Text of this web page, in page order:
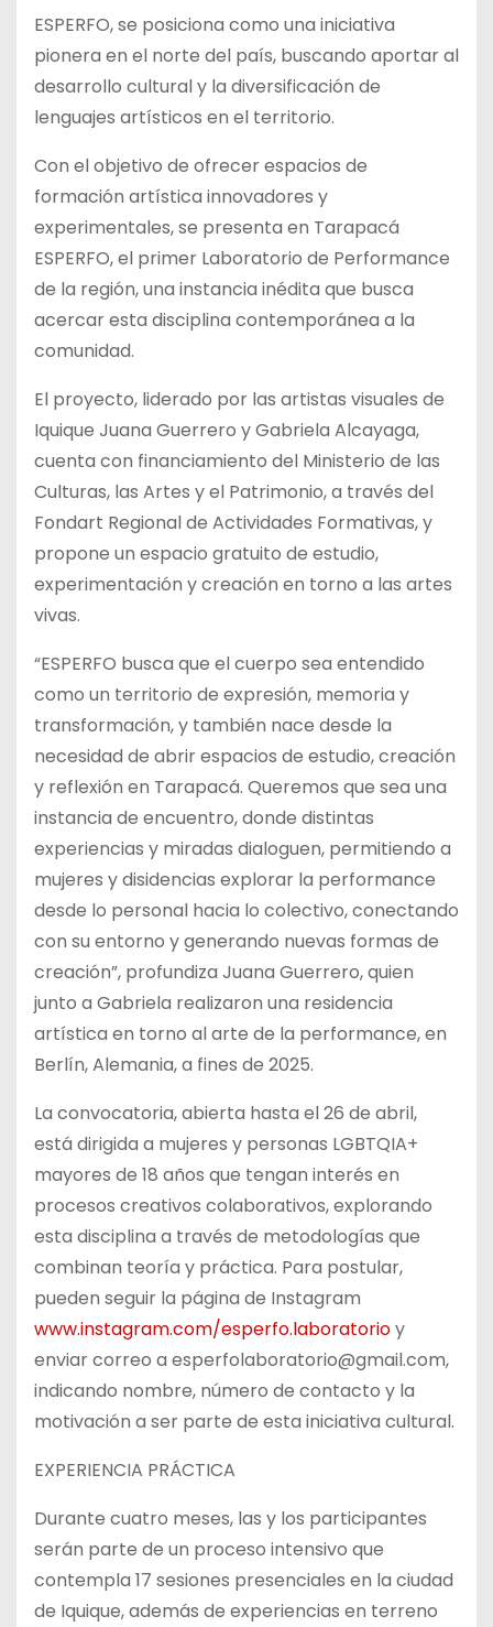
ESPERFO, se posiciona como una iniciativa
pionera en el norte del país, buscando aportar al
desarrollo cultural y la diversificación de
lenguajes artísticos en el territorio.
Con el objetivo de ofrecer espacios de
formación artística innovadores y
experimentales, se presenta en Tarapacá
ESPERFO, el primer Laboratorio de Performance
de la región, una instancia inédita que busca
acercar esta disciplina contemporánea a la
comunidad.
El proyecto, liderado por las artistas visuales de
Iquique Juana Guerrero y Gabriela Alcayaga,
cuenta con financiamiento del Ministerio de las
Culturas, las Artes y el Patrimonio, a través del
Fondart Regional de Actividades Formativas, y
propone un espacio gratuito de estudio,
experimentación y creación en torno a las artes
vivas.
“ESPERFO busca que el cuerpo sea entendido
como un territorio de expresión, memoria y
transformación, y también nace desde la
necesidad de abrir espacios de estudio, creación
y reflexión en Tarapacá. Queremos que sea una
instancia de encuentro, donde distintas
experiencias y miradas dialoguen, permitiendo a
mujeres y disidencias explorar la performance
desde lo personal hacia lo colectivo, conectando
con su entorno y generando nuevas formas de
creación”, profundiza Juana Guerrero, quien
junto a Gabriela realizaron una residencia
artística en torno al arte de la performance, en
Berlín, Alemania, a fines de 2025.
La convocatoria, abierta hasta el 26 de abril,
está dirigida a mujeres y personas LGBTQIA+
mayores de 18 años que tengan interés en
procesos creativos colaborativos, explorando
esta disciplina a través de metodologías que
combinan teoría y práctica. Para postular,
pueden seguir la página de Instagram
www.instagram.com/esperfo.laboratorioy
enviar correo a esperfolaboratorio@gmail.com,
indicando nombre, número de contacto y la
motivación a ser parte de esta iniciativa cultural.
EXPERIENCIA PRÁCTICA
Durante cuatro meses, las y los participantes
serán parte de un proceso intensivo que
contempla 17 sesiones presenciales en la ciudad
de Iquique, además de experiencias en terreno